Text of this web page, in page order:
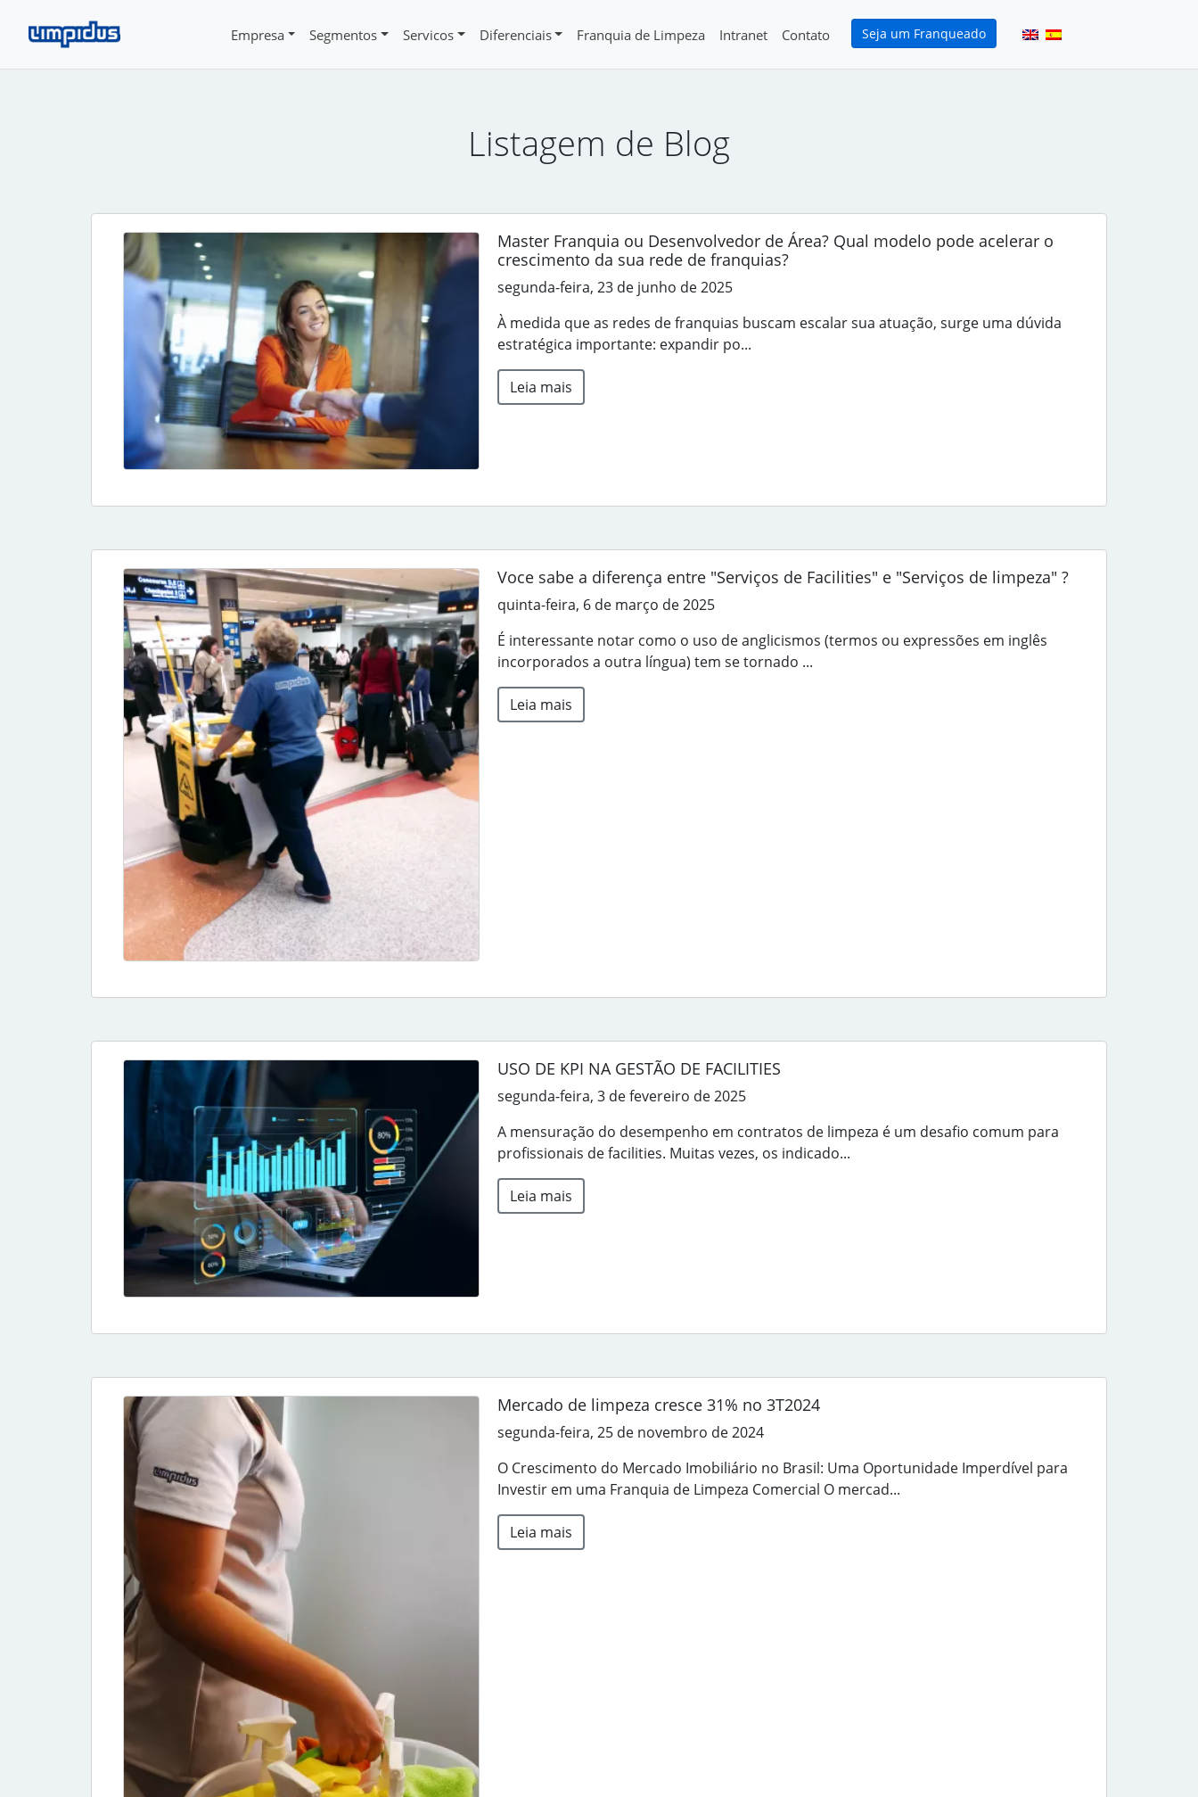
Empresa Segmentos Servicos Diferenciais Franquia de Limpeza Intranet Contato Seja um Franqueado
Listagem de Blog
Master Franquia ou Desenvolvedor de Área? Qual modelo pode acelerar o
crescimento da sua rede de franquias?
segunda-feira, 23 de junho de 2025
À medida que as redes de franquias buscam escalar sua atuação, surge uma dúvida
estratégica importante: expandir po...
Leia mais
Voce sabe a diferença entre "Serviços de Facilities" e "Serviços de limpeza" ?
quinta-feira, 6 de março de 2025
É interessante notar como o uso de anglicismos (termos ou expressões em inglês
incorporados a outra língua) tem se tornado ...
Leia mais
USO DE KPI NA GESTÃO DE FACILITIES
segunda-feira, 3 de fevereiro de 2025
A mensuração do desempenho em contratos de limpeza é um desafio comum para
profissionais de facilities. Muitas vezes, os indicado...
Leia mais
Mercado de limpeza cresce 31% no 3T2024
segunda-feira, 25 de novembro de 2024
O Crescimento do Mercado Imobiliário no Brasil: Uma Oportunidade Imperdível para
Investir em uma Franquia de Limpeza Comercial O mercad...
Leia mais